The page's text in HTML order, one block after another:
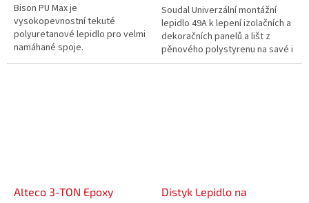
Bison PU Max je
vysokopevnostní tekuté
polyuretanové lepidlo pro velmi
namáhané spoje.
Soudal Univerzální montážní
lepidlo 49A k lepení izolačních a
dekoračních panelů a lišt z
pěnového polystyrenu na savé i
nesavé podklady, lepení
Alteco 3-TON Epoxy
Distyk Lepidlo na